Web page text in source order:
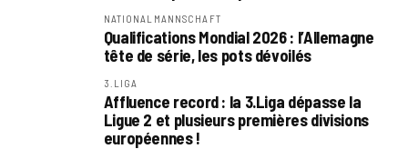
NATIONALMANNSCHAFT
Qualifications Mondial 2026 : l’Allemagne
tête de série, les pots dévoilés
3.LIGA
Affluence record : la 3.Liga dépasse la
Ligue 2 et plusieurs premières divisions
européennes !